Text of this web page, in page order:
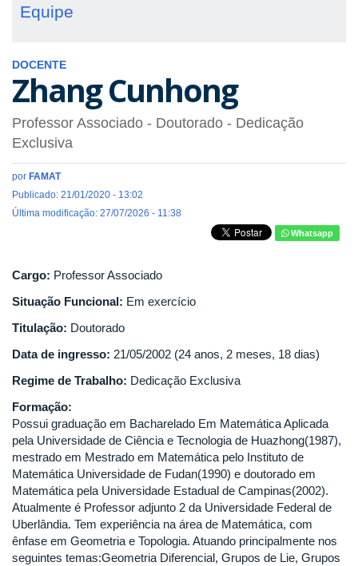
Equipe
DOCENTE
Zhang Cunhong
Professor Associado - Doutorado - Dedicação
Exclusiva
por FAMAT
Publicado: 21/01/2020 - 13:02
Última modificação: 27/07/2026 - 11:38
Whatsapp
Cargo: Professor Associado
Situação Funcional: Em exercício
Titulação: Doutorado
Data de ingresso: 21/05/2002 (24 anos, 2 meses, 18 dias)
Regime de Trabalho: Dedicação Exclusiva
Formação:
Possui graduação em Bacharelado Em Matemática Aplicada
pela Universidade de Ciência e Tecnologia de Huazhong(1987),
mestrado em Mestrado em Matemática pelo Instituto de
Matemática Universidade de Fudan(1990) e doutorado em
Matemática pela Universidade Estadual de Campinas(2002).
Atualmente é Professor adjunto 2 da Universidade Federal de
Uberlândia. Tem experiência na área de Matemática, com
ênfase em Geometria e Topologia. Atuando principalmente nos
seguintes temas:Geometria Diferencial, Grupos de Lie, Grupos